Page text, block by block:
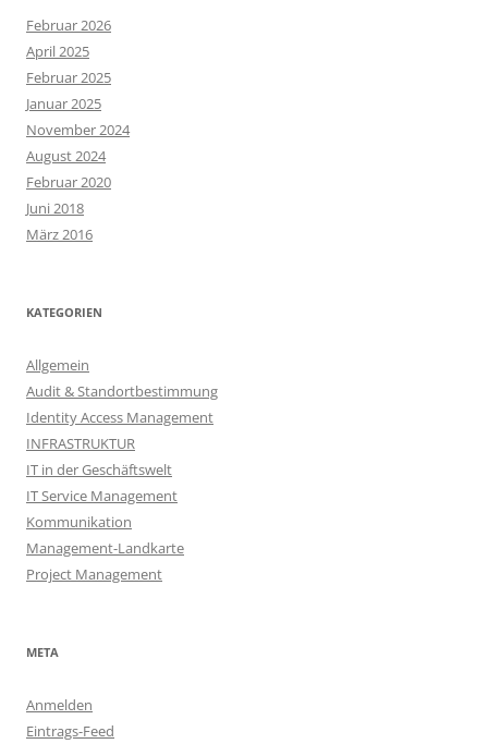
Februar 2026
April 2025
Februar 2025
Januar 2025
November 2024
August 2024
Februar 2020
Juni 2018
März 2016
KATEGORIEN
Allgemein
Audit & Standortbestimmung
Identity Access Management
INFRASTRUKTUR
IT in der Geschäftswelt
IT Service Management
Kommunikation
Management-Landkarte
Project Management
META
Anmelden
Eintrags-Feed